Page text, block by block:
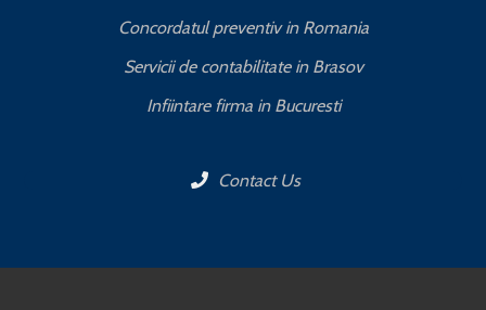
Concordatul preventiv in Romania
Servicii de contabilitate in Brasov
Infiintare firma in Bucuresti
Contact Us